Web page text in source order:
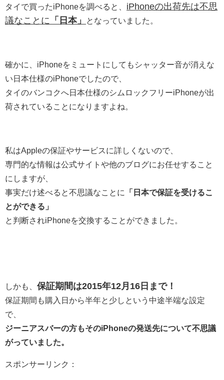
タイで買ったiPhoneを調べると、 iPhoneの出荷先は不思
議なことに
「日本」 となっていました。
確かに、iPhoneをミュートにしてもシャッター音が消えな
い日本仕様のiPhoneでしたので、
タイのバンコクへ日本仕様のシムロックフリーiPhoneが出
荷されていることになりますよね。
私はAppleの保証やサービスに詳しくないので、
専門的な情報は公式サイトや他のブログにお任せすること
にしますが、
事実だけ述べると不思議なことに
「日本で保証を受けるこ
とができる」
と判断されiPhoneを交換することができました。
しかも、 保証期間は2015年12月16日まで！
保証期間も購入日から半年と少しという中途半端な設定
で、
ジーニアスバーの方もそのiPhoneの発送先について不思議
がっていました。
スポンサーリンク：